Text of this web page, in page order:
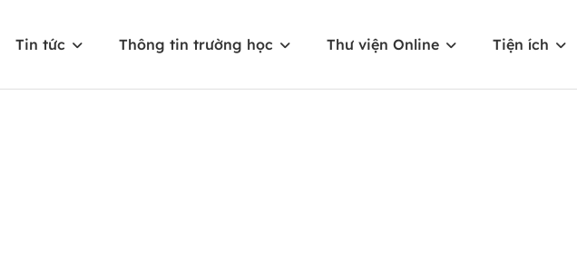
Tin tức Thông tin trường học Thư viện Online Tiện ích